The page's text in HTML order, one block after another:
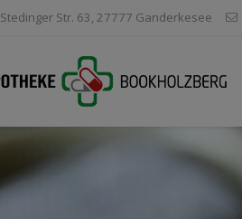
Stedinger Str. 63, 27777 Ganderkesee